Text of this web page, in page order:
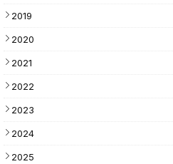
2019
2020
2021
2022
2023
2024
2025